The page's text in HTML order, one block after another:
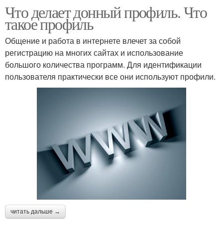
Что делает донный профиль. Что
такое профиль
Общение и работа в интернете влечет за собой
регистрацию на многих сайтах и использование
большого количества программ. Для идентификации
пользователя практически все они используют профили.
читать дальше →